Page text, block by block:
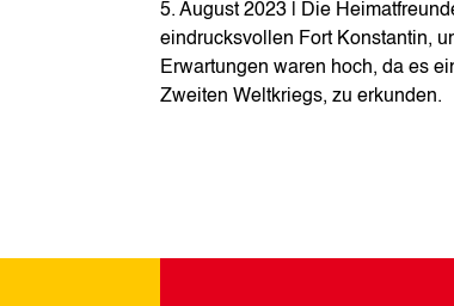
5. August 2023 | Die
eindrucksvollen Fort Konstantin,
Erwartungen waren hoch, da es
Zweiten Weltkriegs, zu erkunden.